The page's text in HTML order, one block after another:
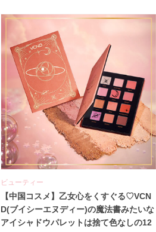
ビューティー
【中国コスメ】乙女心をくすぐる♡VCN
D(ブイシーエヌディー)の魔法書みたいな
アイシャドウパレットは捨て色なしの12